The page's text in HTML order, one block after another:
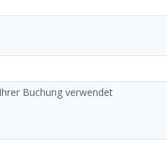
Buchung verwendet